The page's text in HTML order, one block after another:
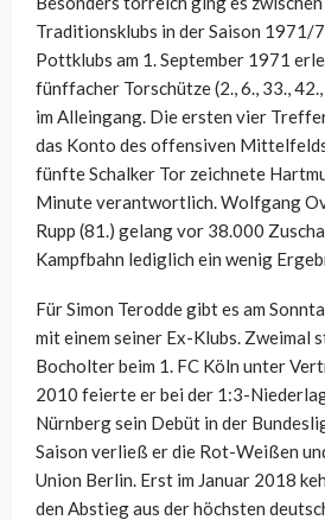
Traditionsklubs in der Saison 1971/
Pottklubs am 1. September 1971
fünffacher Torschütze (2., 6., 33.,
im Alleingang. Die ersten vier
das Konto des offensiven
fünfte Schalker Tor zeichnete
Minute verantwortlich. Wolfgang
Rupp (81.) gelang vor 38.000
Kampfbahn lediglich ein wenig
Für Simon Terodde gibt es am
mit einem seiner Ex-Klubs. Zweimal
Bocholter beim 1. FC Köln unter
2010 feierte er bei der 1:3-
Nürnberg sein Debüt in der
Saison verließ er die Rot-Weißen
Union Berlin. Erst im Januar 2018
den Abstieg aus der höchsten